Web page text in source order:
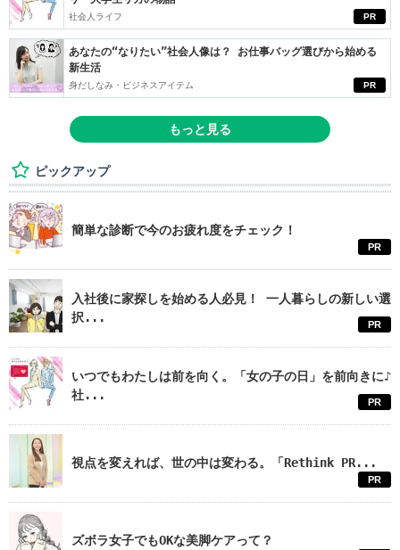
PR
社会人ライフ
PR
あなたの“なりたい”社会人像は？ お仕事バッグ選びから始める
新生活
身だしなみ・ビジネスアイテム
もっと見る
ピックアップ
簡単な診断で今のお疲れ度をチェック！
PR
入社後に家探しを始める人必見！ 一人暮らしの新しい選
択...
PR
いつでもわたしは前を向く。「女の子の日」を前向きに♪
社...
PR
視点を変えれば、世の中は変わる。「Rethink PR...
PR
ズボラ女子でもOKな美脚ケアって？